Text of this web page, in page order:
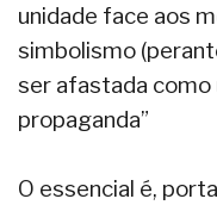
unidade face aos
simbolismo
ser afastada como
propaganda”
O essencial é,